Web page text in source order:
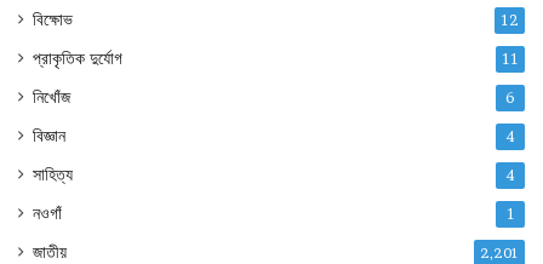
বিক্ষোভ 12
প্রাকৃতিক দুর্যোগ 11
নিখোঁজ 6
বিজ্ঞান 4
সাহিত্য 4
নওগাঁ 1
জাতীয় 2,201